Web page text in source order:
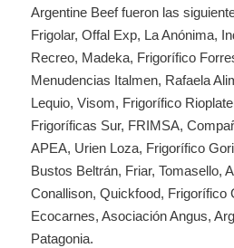
Argentine Beef fueron las
Frigolar, Offal Exp, La Anónima,
Recreo, Madeka, Frigorífico
Menudencias Italmen, Rafaela
Lequio, Visom, Frigorífico
Frigoríficas Sur, FRIMSA,
APEA, Urien Loza, Frigorífico
Bustos Beltrán, Friar, Tomasello,
Conallison, Quickfood, Frigorífico
Ecocarnes, Asociación Angus,
Patagonia.